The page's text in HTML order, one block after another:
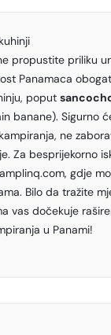
propustite priliku
Panamaca
poput
banane). Sigurno
ne
Za besprijekorno
gdje
Bilo da tražite
vas dočekuje
u Panami!